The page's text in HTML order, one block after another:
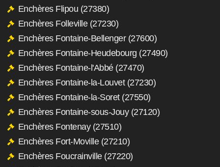
Enchères Flipou (27380)
Enchères Folleville (27230)
Enchères Fontaine-Bellenger (27600)
Enchères Fontaine-Heudebourg (27490)
Enchères Fontaine-l'Abbé (27470)
Enchères Fontaine-la-Louvet (27230)
Enchères Fontaine-la-Soret (27550)
Enchères Fontaine-sous-Jouy (27120)
Enchères Fontenay (27510)
Enchères Fort-Moville (27210)
Enchères Foucrainville (27220)